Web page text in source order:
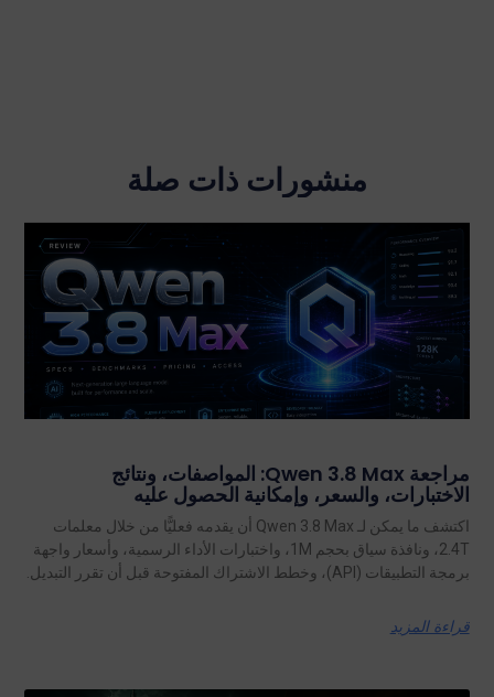
منشورات ذات صلة
مراجعة Qwen 3.8 Max: المواصفات، ونتائج
الاختبارات، والسعر، وإمكانية الحصول عليه
اكتشف ما يمكن لـ Qwen 3.8 Max أن يقدمه فعليًّا من خلال معلمات
2.4T، ونافذة سياق بحجم 1M، واختبارات الأداء الرسمية، وأسعار واجهة
برمجة التطبيقات (API)، وخطط الاشتراك المفتوحة قبل أن تقرر التبديل.
قراءة المزيد